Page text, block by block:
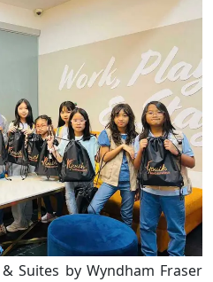
Suites by Wyndham Fraser